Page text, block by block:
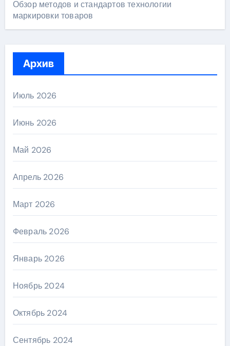
Обзор методов и стандартов технологии
маркировки товаров
Архив
Июль 2026
Июнь 2026
Май 2026
Апрель 2026
Март 2026
Февраль 2026
Январь 2026
Ноябрь 2024
Октябрь 2024
Сентябрь 2024